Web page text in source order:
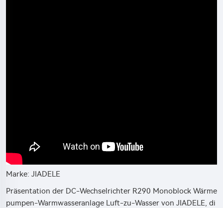
Marke: JIADELE
Präsentation der DC-Wechselrichter R290 Monoblock Wärme
pumpen-Warmwasseranlage Luft-zu-Wasser von JIADELE, di